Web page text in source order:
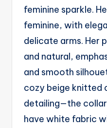
feminine sparkle.
feminine, with
delicate arms. Her
and natural,
and smooth
cozy beige knitted
detailing—the
have white fabric